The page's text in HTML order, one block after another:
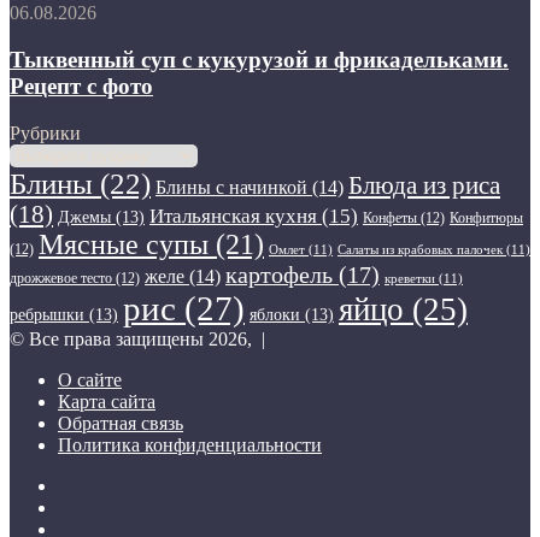
с
Тыквенный
с
кукурузой
и
Рецепт
с
фото
06.08.2026
Тыквенный суп с кукурузой и фрикадельками.
Рецепт с фото
Рубрики
Рубрики
Блины (22) Блины с начинкой (14) Блюда из риса
(18) Джемы (13) Итальянская кухня (15) Конфеты (12) Конфитюры
(12) Мясные супы (21) Омлет (11) Салаты из крабовых палочек (11)
дрожжевое тесто (12) желе (14) картофель (17) креветки (11)
ребрышки (13) рис (27) яблоки (13) яйцо (25)
© Все права защищены 2026, |
О сайте
Карта сайта
Обратная связь
Политика конфиденциальности